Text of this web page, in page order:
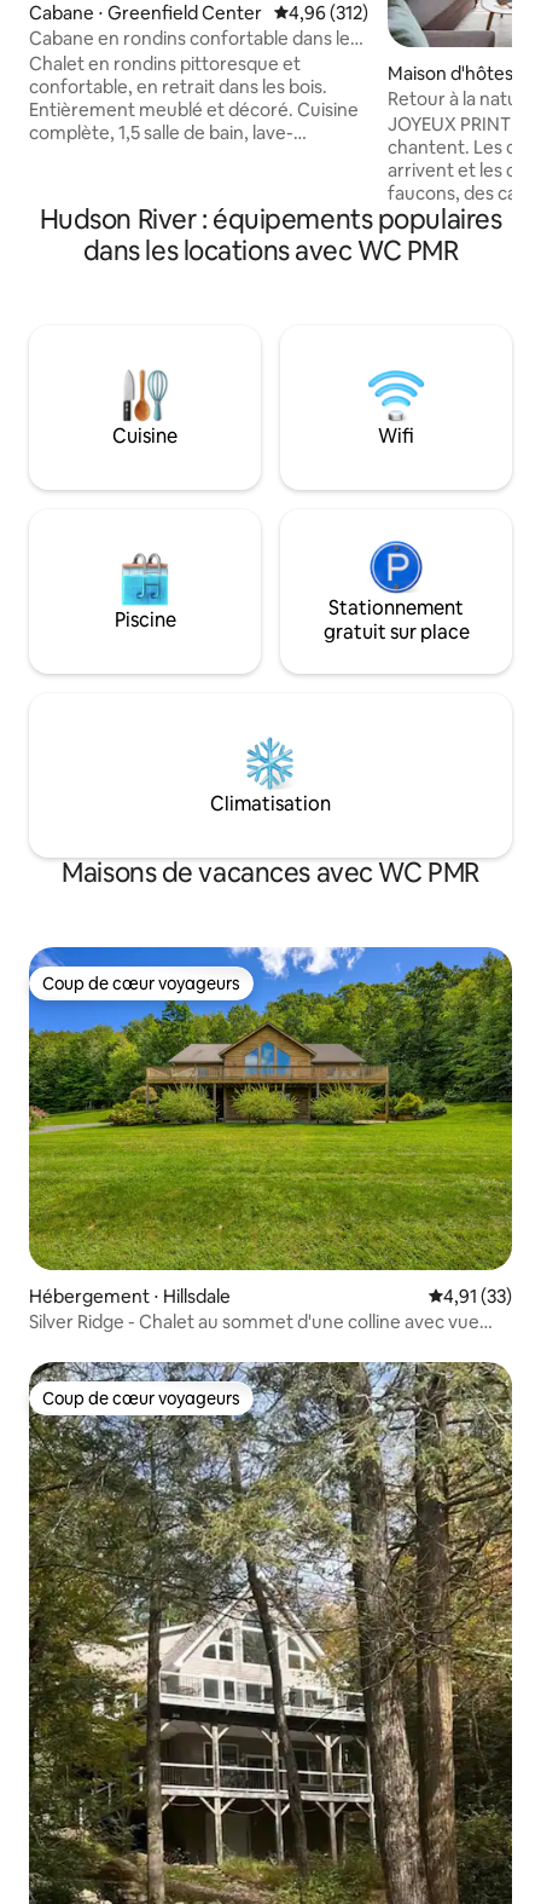
Cabane ⋅ Greenfield Center Évaluation moyenne sur la
4,96 (312)
Cabane en rondins confortable dans les
bois
Chalet en rondins pittoresque et
confortable, en retrait dans les bois.
Entièrement meublé et décoré. Cuisine
complète, 1,5 salle de bain, lave-
Voir les photos pour les dimensions du lit.
Accessible aux personnes à mobilité
Des chiens vivent sur la propriété. Des
poules et des coqs sont hébergés près
du chalet, ils peuvent faire du bruit jour
Apportez vos chaussons. :-)
Maison d'hôtes ⋅
Retour à la
moderne en bois
JOYEUX
chantent. Les
arrivent et les
faucons, des
des merles bleus,
bien d’autres
De magnifiques
ou théâtres de
ou se détendre.
le long de la côte.
voulons que vous
Nous sommes
Hudson River : équipements populaires
dans les locations avec WC PMR
Cuisine Wifi
Piscine
Stationnement
gratuit sur place
Climatisation
Maisons de vacances avec WC PMR
Coup de cœur voyageurs
Coup de cœur voyageurs
Hébergement ⋅ Hillsdale Évaluation
4,91 (33)
Silver Ridge - Chalet au sommet d'une colline avec vue
Coup de cœur voyageurs
Coup de cœur voyageurs